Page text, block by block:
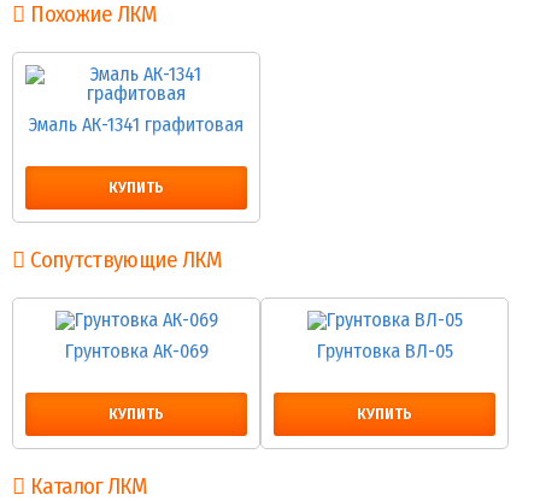
Похожие ЛКМ
Эмаль АК-1341 графитовая
КУПИТЬ
Сопутствующие ЛКМ
Грунтовка АК-069
КУПИТЬ
Грунтовка ВЛ-05
КУПИТЬ
Каталог ЛКМ